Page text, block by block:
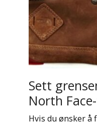
Sett
North
Hvis du ønsker å